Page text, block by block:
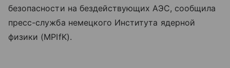
безопасности на бездействующих АЭС, сообщила
пресс-служба немецкого Института ядерной
физики (MPIfK).